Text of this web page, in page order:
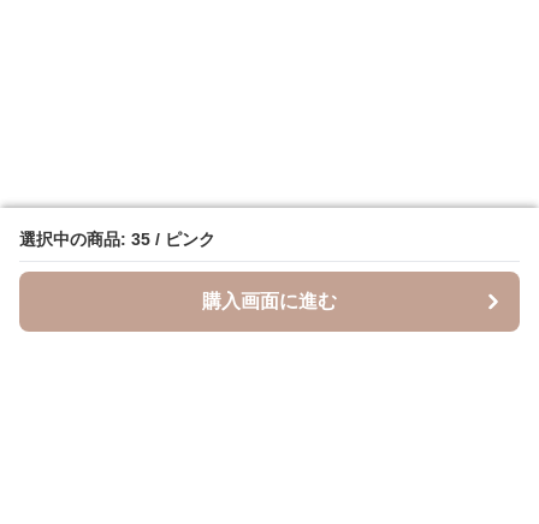
選択中の商品: 35 / ピンク
購入画面に進む
選択中の商品: 35 / ピンク
購入画面に進む